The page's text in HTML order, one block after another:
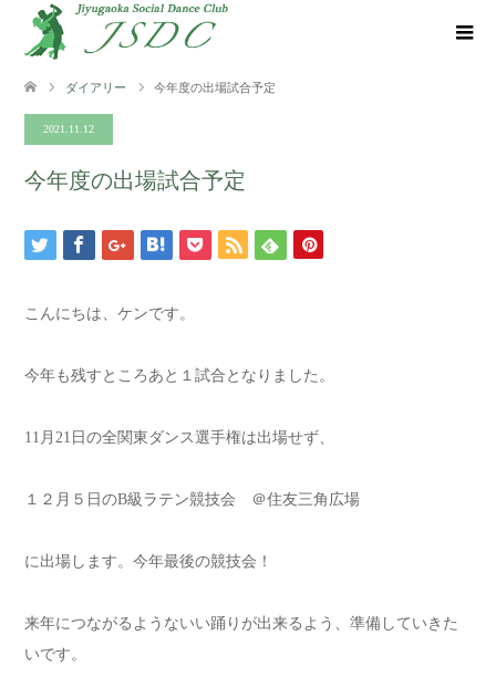
ダイアリー 今年度の出場試合予定
2021.11.12
今年度の出場試合予定
こんにちは、ケンです。
今年も残すところあと１試合となりました。
11月21日の全関東ダンス選手権は出場せず、
１２月５日のB級ラテン競技会 ＠住友三角広場
に出場します。今年最後の競技会！
来年につながるようないい踊りが出来るよう、準備していきた
いです。